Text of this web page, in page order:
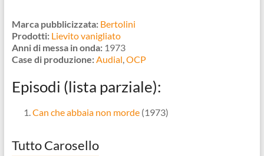
Marca pubblicizzata: Bertolini
Prodotti: Lievito vanigliato
Anni di messa in onda:1973
Case di produzione:Audial,OCP
Episodi (lista parziale):
Can che abbaia non morde(1973)
Tutto Carosello